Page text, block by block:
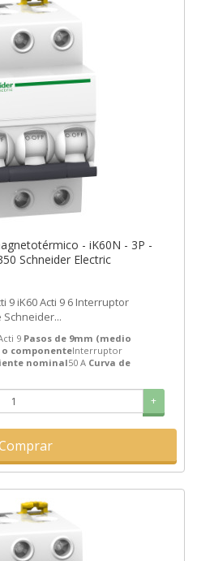
- iK60N - 3P -
Schneider Electric
9 Pasos de 9mm (medio
componenteInterruptor
nominal50 A Curva de
+